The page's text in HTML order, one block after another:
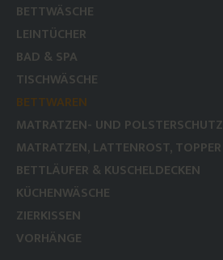
BETTWÄSCHE
LEINTÜCHER
BAD & SPA
TISCHWÄSCHE
BETTWAREN
MATRATZEN- UND POLSTERSCHUTZ
MATRATZEN, LATTENROST, TOPPER
BETTLÄUFER & KUSCHELDECKEN
KÜCHENWÄSCHE
ZIERKISSEN
VORHÄNGE